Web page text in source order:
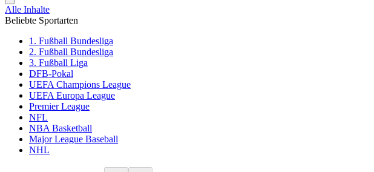
Alle Inhalte
Beliebte Sportarten
1. Fußball Bundesliga
2. Fußball Bundesliga
3. Fußball Liga
DFB-Pokal
UEFA Champions League
UEFA Europa League
Premier League
NFL
NBA Basketball
Major League Baseball
NHL